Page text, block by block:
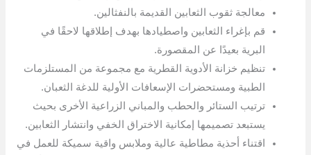
معالجة ثقوب الثعابين القديمة بالنفثالين.
قم بإغراء الثعابين واصطيادها بهدف إطلاقها لاحقًا في
البرية بعيدًا عن المقصورة.
تنظيم خزانة الأدوية القطرية مع مجموعة من المستلزمات
الطبية ومستحضرات الإسعافات الأولية للدغة الثعبان.
ترتيب الستائر والحطب والمباني الزراعية الأخرى بحيث
يستبعد تصميمها إمكانية الاختراق الخفي وانتشار الثعابين.
اقتناء أحذية مطاطية عالية وملابس واقية سميكة للعمل في